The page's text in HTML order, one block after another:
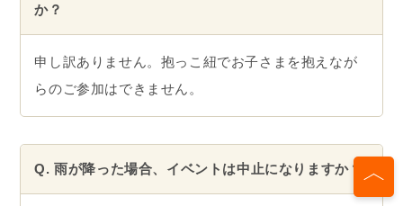
か？
申し訳ありません。抱っこ紐でお子さまを抱えなが
らのご参加はできません。
Q. 雨が降った場合、イベントは中止になりますか？